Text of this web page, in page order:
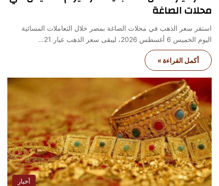
محلات الصاغة
استقر سعر الذهب في محلات الصاغة بمصر خلال التعاملات المسائية
اليوم الخميس 6 أغسطس 2026، ليبقى سعر الذهب عيار 21…
أكمل القراءة »
أخبار